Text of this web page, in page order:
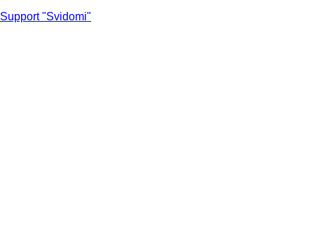
Support "Svidomi"